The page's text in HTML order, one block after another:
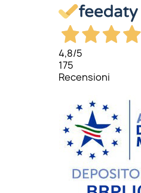
4,8/5
175
Recensioni